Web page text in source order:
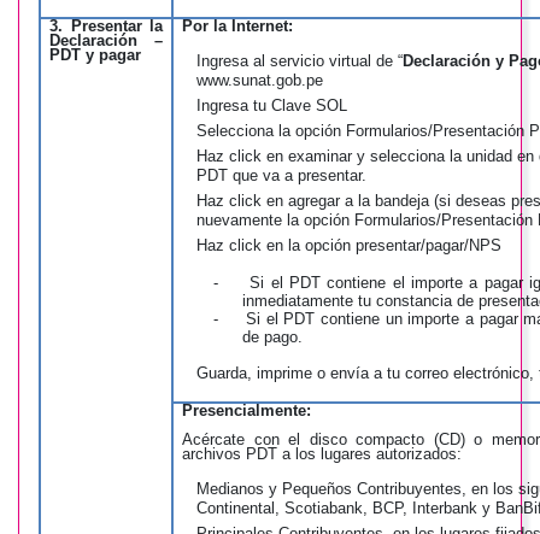
3. Presentar la
Declaración –
PDT y pagar
Por la Internet:
Ingresa al servicio virtual de “Declaración y
www.sunat.gob.pe
Ingresa tu Clave SOL
Selecciona la opción Formularios/Presentación
Haz click en examinar y selecciona la unidad
PDT que va a presentar.
Haz click en agregar a la bandeja (si deseas
nuevamente la opción Formularios/Presentación
Haz click en la opción presentar/pagar/NPS
-Si el PDT contiene el importe a pagar
inmediatamente tu constancia de
-Si el PDT contiene un importe a pagar
de pago.
Guarda, imprime o envía a tu correo
Presencialmente:
Acércate con el disco compacto (CD) o
archivos PDT a los lugares autorizados:
Medianos y Pequeños Contribuyentes, en los
Continental, Scotiabank, BCP, Interbank y